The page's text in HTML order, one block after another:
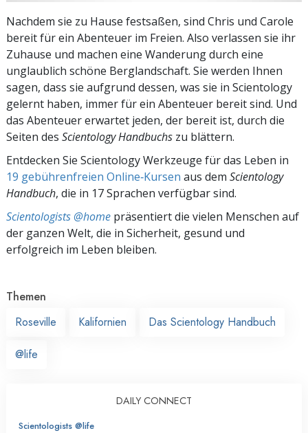
Nachdem sie zu Hause festsaßen, sind Chris und Carole
bereit für ein Abenteuer im Freien. Also verlassen sie ihr
Zuhause und machen eine Wanderung durch eine
unglaublich schöne Berglandschaft. Sie werden Ihnen
sagen, dass sie aufgrund dessen, was sie in Scientology
gelernt haben, immer für ein Abenteuer bereit sind. Und
das Abenteuer erwartet jeden, der bereit ist, durch die
Seiten des Scientology Handbuchs zu blättern.
Entdecken Sie Scientology Werkzeuge für das Leben in
19 gebührenfreien Online‑Kursen aus dem Scientology
Handbuch, die in 17 Sprachen verfügbar sind.
Scientologists @home präsentiert die vielen Menschen auf
der ganzen Welt, die in Sicherheit, gesund und
erfolgreich im Leben bleiben.
Themen
Roseville
Kalifornien Das Scientology Handbuch
@life
DAILY CONNECT
Scientologists @life